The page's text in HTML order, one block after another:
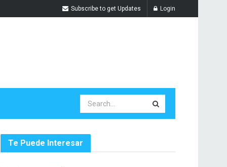
Subscribe to get Updates Login
Te Puede Interesar